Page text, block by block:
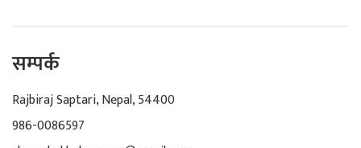
सम्पर्क
Rajbiraj Saptari, Nepal, 54400
986-0086597